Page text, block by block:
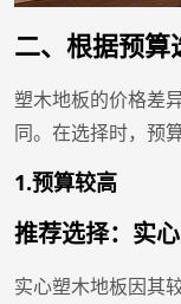
二、根据预算
塑木地板的价格差
同。在选择时，预
1.预算较高
推荐选择：实
实心塑木地板因其